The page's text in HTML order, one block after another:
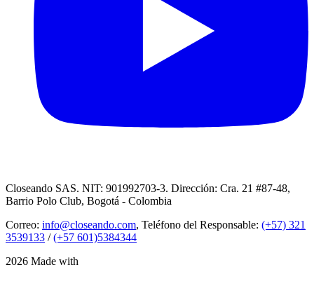
Closeando SAS. NIT: 901992703-3. Dirección: Cra. 21 #87-48,
Barrio Polo Club, Bogotá - Colombia
Correo: info@closeando.com, Teléfono del Responsable: (+57) 321
3539133 /(+57 601)5384344
2026 Made with